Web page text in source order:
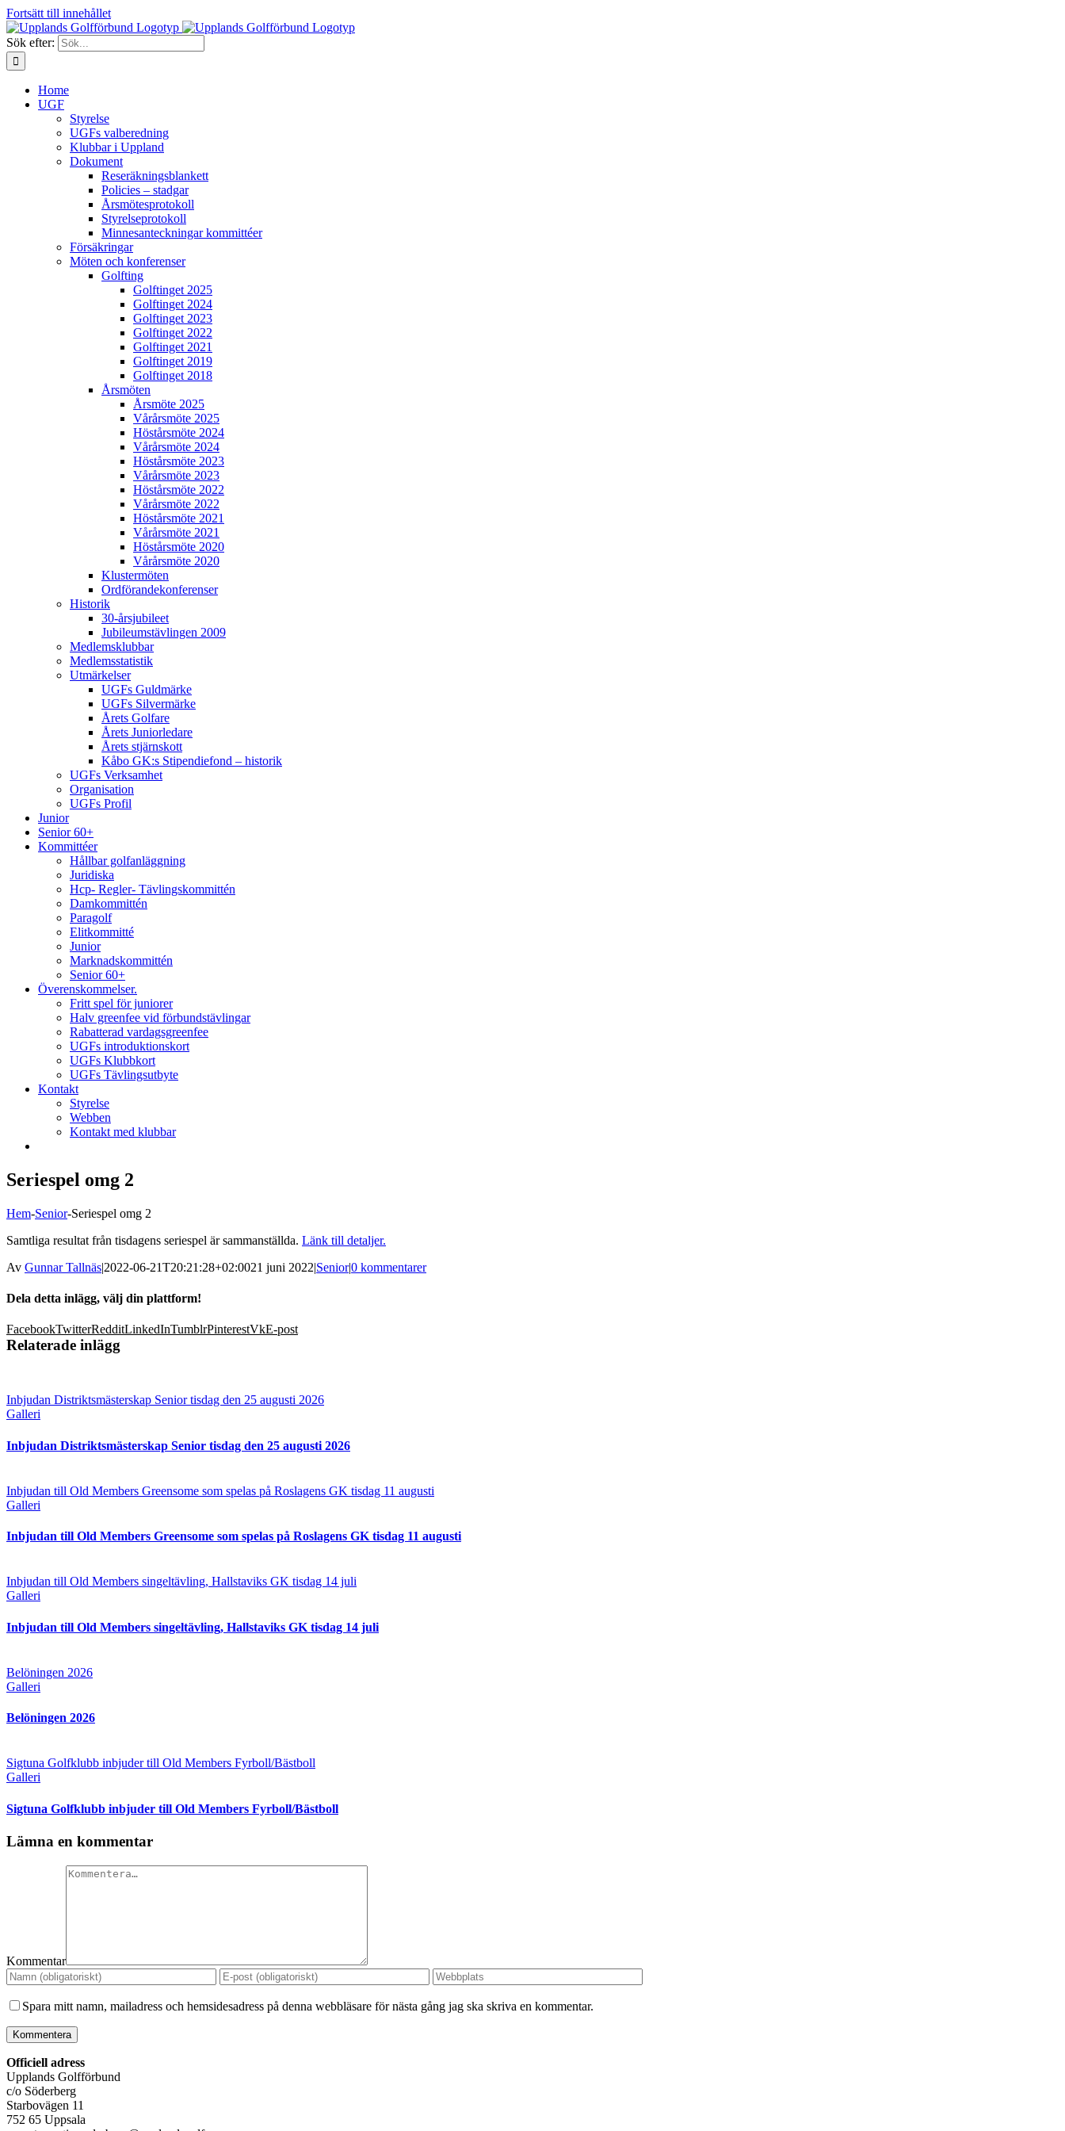
Fortsätt till innehållet
Sök efter:
Home
UGF
Styrelse
UGFs valberedning
Klubbar i Uppland
Dokument
Reseräkningsblankett
Policies – stadgar
Årsmötesprotokoll
Styrelseprotokoll
Minnesanteckningar kommittéer
Försäkringar
Möten och konferenser
Golfting
Golftinget 2025
Golftinget 2024
Golftinget 2023
Golftinget 2022
Golftinget 2021
Golftinget 2019
Golftinget 2018
Årsmöten
Årsmöte 2025
Vårårsmöte 2025
Höstårsmöte 2024
Vårårsmöte 2024
Höstårsmöte 2023
Vårårsmöte 2023
Höstårsmöte 2022
Vårårsmöte 2022
Höstårsmöte 2021
Vårårsmöte 2021
Höstårsmöte 2020
Vårårsmöte 2020
Klustermöten
Ordförandekonferenser
Historik
30-årsjubileet
Jubileumstävlingen 2009
Medlemsklubbar
Medlemsstatistik
Utmärkelser
UGFs Guldmärke
UGFs Silvermärke
Årets Golfare
Årets Juniorledare
Årets stjärnskott
Kåbo GK:s Stipendiefond – historik
UGFs Verksamhet
Organisation
UGFs Profil
Junior
Senior 60+
Kommittéer
Hållbar golfanläggning
Juridiska
Hcp- Regler- Tävlingskommittén
Damkommittén
Paragolf
Elitkommitté
Junior
Marknadskommittén
Senior 60+
Överenskommelser.
Fritt spel för juniorer
Halv greenfee vid förbundstävlingar
Rabatterad vardagsgreenfee
UGFs introduktionskort
UGFs Klubbkort
UGFs Tävlingsutbyte
Kontakt
Styrelse
Webben
Kontakt med klubbar
Seriespel omg 2
Hem-Senior-Seriespel omg 2
Samtliga resultat från tisdagens seriespel är sammanställda. Länk till detaljer.
Av Gunnar Tallnäs|2022-06-21T20:21:28+02:0021 juni 2022|Senior|0 kommentarer
Dela detta inlägg, välj din plattform!
FacebookTwitterRedditLinkedInTumblrPinterestVkE-post
Relaterade inlägg
Inbjudan Distriktsmästerskap Senior tisdag den 25 augusti 2026
Galleri
Inbjudan Distriktsmästerskap Senior tisdag den 25 augusti 2026
Inbjudan till Old Members Greensome som spelas på Roslagens GK tisdag 11 augusti
Galleri
Inbjudan till Old Members Greensome som spelas på Roslagens GK tisdag 11 augusti
Inbjudan till Old Members singeltävling, Hallstaviks GK tisdag 14 juli
Galleri
Inbjudan till Old Members singeltävling, Hallstaviks GK tisdag 14 juli
Belöningen 2026
Galleri
Belöningen 2026
Sigtuna Golfklubb inbjuder till Old Members Fyrboll/Bästboll
Galleri
Sigtuna Golfklubb inbjuder till Old Members Fyrboll/Bästboll
Lämna en kommentar
Kommentar
Spara mitt namn, mailadress och hemsidesadress på denna webbläsare för nästa gång jag ska skriva en kommentar.
Officiell adress
Upplands Golfförbund
c/o Söderberg
Starbovägen 11
752 65 Uppsala